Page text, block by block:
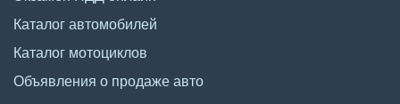
Каталог автомобилей
Каталог мотоциклов
Объявления о продаже авто